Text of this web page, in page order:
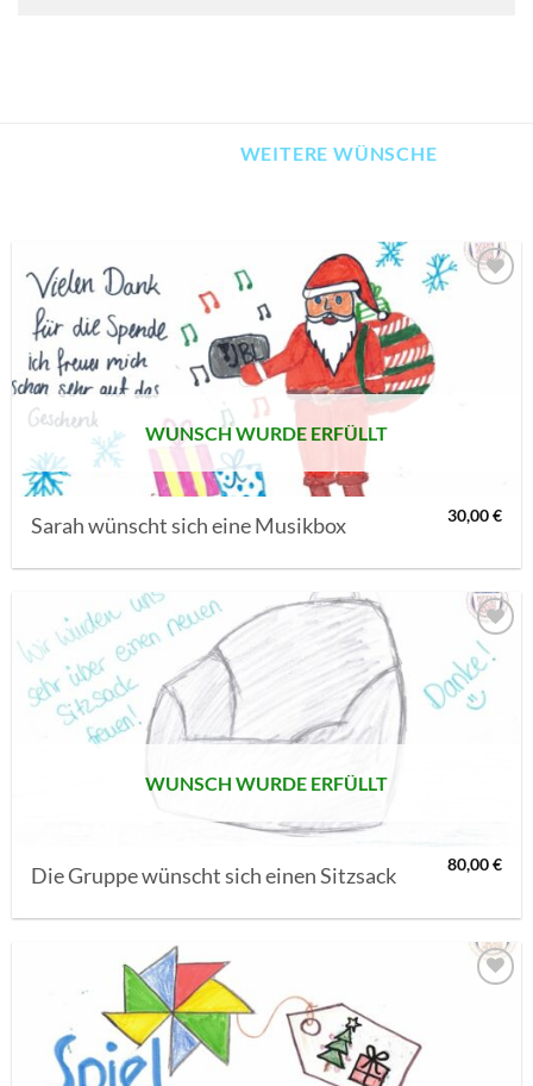
WEITERE WÜNSCHE
MERKLISTE
SETZEN
WUNSCH WURDE ERFÜLLT
Sarah wünscht sich eine Musikbox 30,00€
AUF MEINE
MERKLISTE
SETZEN
WUNSCH WURDE ERFÜLLT
Die Gruppe wünscht sich einen Sitzsack 80,00€
SETZEN